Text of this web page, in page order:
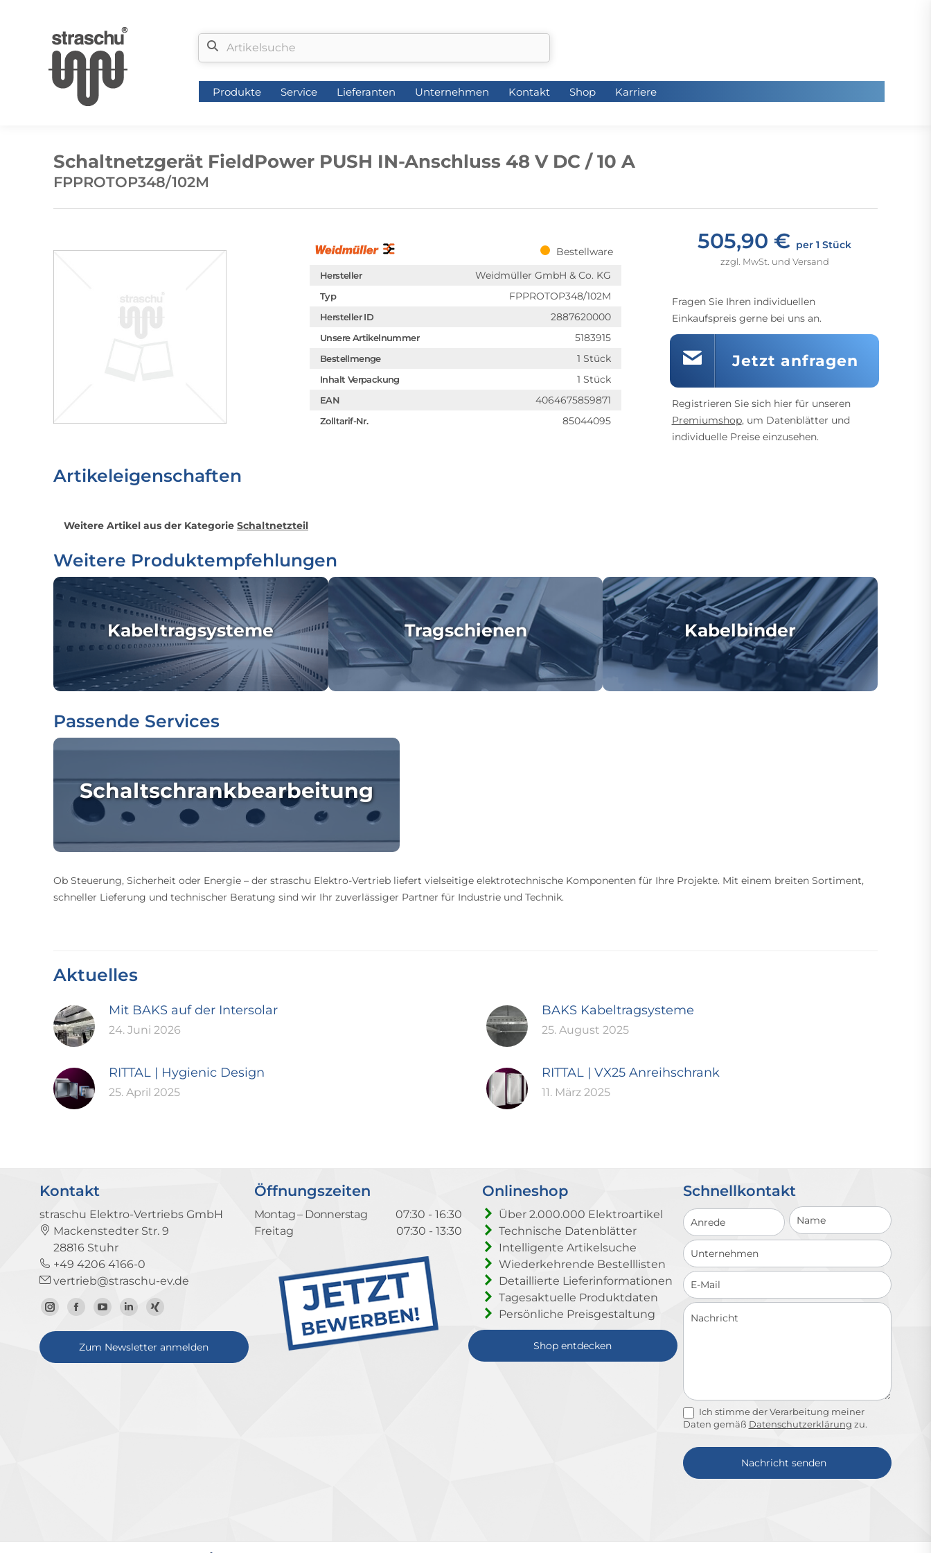
Produkte Service Lieferanten Unternehmen Kontakt Shop Karriere
Schaltnetzgerät FieldPower PUSH IN-Anschluss 48 V DC / 10 A
FPPROTOP348/102M
Bestellware
Hersteller Weidmüller GmbH & Co. KG
Typ FPPROTOP348/102M
Hersteller ID 2887620000
Unsere Artikelnummer 5183915
Bestellmenge 1 Stück
Inhalt Verpackung 1 Stück
EAN 4064675859871
Zolltarif-Nr. 85044095
505,90 € per 1 Stück
zzgl. MwSt. und Versand
Fragen Sie Ihren individuellen
Einkaufspreis gerne bei uns an.
Jetzt anfragen
Registrieren Sie sich hier für unseren
Premiumshop, um Datenblätter und
individuelle Preise einzusehen.
Artikeleigenschaften
Weitere Artikel aus der Kategorie Schaltnetzteil
Weitere Produktempfehlungen
Kabeltragsysteme Tragschienen Kabelbinder
Passende Services
Schaltschrankbearbeitung
Ob Steuerung, Sicherheit oder Energie – der straschu Elektro-Vertrieb liefert vielseitige elektrotechnische Komponenten für Ihre Projekte. Mit einem breiten Sortiment,
schneller Lieferung und technischer Beratung sind wir Ihr zuverlässiger Partner für Industrie und Technik.
Aktuelles
Mit BAKS auf der Intersolar
24. Juni 2026
BAKS Kabeltragsysteme
25. August 2025
RITTAL | Hygienic Design
25. April 2025
RITTAL | VX25 Anreihschrank
11. März 2025
Kontakt
straschu Elektro-Vertriebs GmbH
Mackenstedter Str. 9
28816 Stuhr
+49 4206 4166-0
vertrieb@straschu-ev.de
Zum
Instagram-
Zur
Facebook-
Seite
Zum
YouTube-
Kanal
Zum
LinkedIn-
Profil
Zum
Xing-
Profil
Zum Newsletter anmelden
Öffnungszeiten
Montag – Donnerstag
07:30 - 16:30
Freitag
07:30 - 13:30
Onlineshop
Über 2.000.000 Elektroartikel
Technische Datenblätter
Intelligente Artikelsuche
Wiederkehrende Bestelllisten
Detaillierte Lieferinformationen
Tagesaktuelle Produktdaten
Persönliche Preisgestaltung
Shop entdecken
Schnellkontakt
Schnellkontakt
Ich stimme der Verarbeitung meiner
Daten gemäß Datenschutzerklärung zu.
Nachricht senden
Produkte Service Lieferanten Unternehmen Kontakt